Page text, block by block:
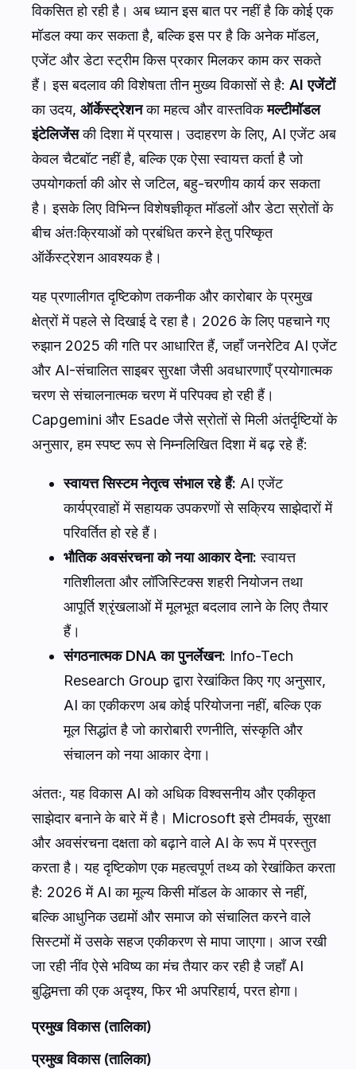
विकसित हो रही है। अब ध्यान इस बात पर नहीं है कि कोई एक
मॉडल क्या कर सकता है, बल्कि इस पर है कि अनेक मॉडल,
एजेंट और डेटा स्ट्रीम किस प्रकार मिलकर काम कर सकते
हैं। इस बदलाव की विशेषता तीन मुख्य विकासों से है: AI एजेंटों
का उदय, ऑर्केस्ट्रेशनका महत्व और वास्तविकमल्टीमॉडल
इंटेलिजेंसकी दिशा में प्रयास। उदाहरण के लिए, AI एजेंट अब
केवल चैटबॉट नहीं है, बल्कि एक ऐसा स्वायत्त कर्ता है जो
उपयोगकर्ता की ओर से जटिल, बहु-चरणीय कार्य कर सकता
है। इसके लिए विभिन्न विशेषज्ञीकृत मॉडलों और डेटा स्रोतों के
बीच अंतःक्रियाओं को प्रबंधित करने हेतु परिष्कृत
ऑर्केस्ट्रेशन आवश्यक है।
यह प्रणालीगत दृष्टिकोण तकनीक और कारोबार के प्रमुख
क्षेत्रों में पहले से दिखाई दे रहा है। 2026 के लिए पहचाने गए
रुझान 2025 की गति पर आधारित हैं, जहाँ जनरेटिव AI एजेंट
और AI-संचालित साइबर सुरक्षा जैसी अवधारणाएँ प्रयोगात्मक
चरण से संचालनात्मक चरण में परिपक्व हो रही हैं।
Capgemini और Esade जैसे स्रोतों से मिली अंतर्दृष्टियों के
अनुसार, हम स्पष्ट रूप से निम्नलिखित दिशा में बढ़ रहे हैं:
स्वायत्त सिस्टम नेतृत्व संभाल रहे हैं: AI एजेंट
कार्यप्रवाहों में सहायक उपकरणों से सक्रिय साझेदारों में
परिवर्तित हो रहे हैं।
भौतिक अवसंरचना को नया आकार देना: स्वायत्त
गतिशीलता और लॉजिस्टिक्स शहरी नियोजन तथा
आपूर्ति श्रृंखलाओं में मूलभूत बदलाव लाने के लिए तैयार
हैं।
संगठनात्मक DNA का पुनर्लेखन: Info-Tech
Research Group द्वारा रेखांकित किए गए अनुसार,
AI का एकीकरण अब कोई परियोजना नहीं, बल्कि एक
मूल सिद्धांत है जो कारोबारी रणनीति, संस्कृति और
संचालन को नया आकार देगा।
अंततः, यह विकास AI को अधिक विश्वसनीय और एकीकृत
साझेदार बनाने के बारे में है। Microsoft इसे टीमवर्क, सुरक्षा
और अवसंरचना दक्षता को बढ़ाने वाले AI के रूप में प्रस्तुत
करता है। यह दृष्टिकोण एक महत्वपूर्ण तथ्य को रेखांकित करता
है: 2026 में AI का मूल्य किसी मॉडल के आकार से नहीं,
बल्कि आधुनिक उद्यमों और समाज को संचालित करने वाले
सिस्टमों में उसके सहज एकीकरण से मापा जाएगा। आज रखी
जा रही नींव ऐसे भविष्य का मंच तैयार कर रही है जहाँ AI
बुद्धिमत्ता की एक अदृश्य, फिर भी अपरिहार्य, परत होगा।
प्रमुख विकास (तालिका)
प्रमुख विकास (तालिका)